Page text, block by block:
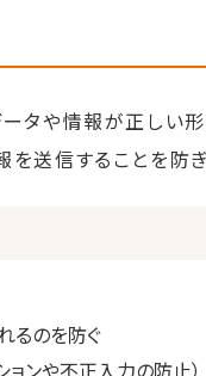
タや情報が正しい
送信することを防ぎ
るのを防ぐ
ョンや不正入力の防止）